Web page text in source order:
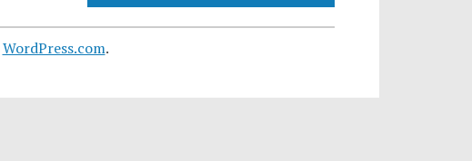
WordPress.com.